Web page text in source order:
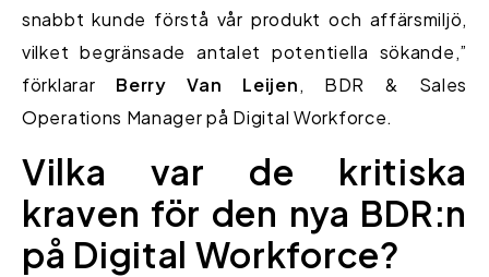
snabbt kunde förstå vår produkt och affärsmiljö,
vilket begränsade antalet potentiella sökande,”
förklarar Berry Van Leijen, BDR & Sales
Operations Manager på Digital Workforce.
Vilka var de kritiska
kraven för den nya BDR:n
på Digital Workforce?